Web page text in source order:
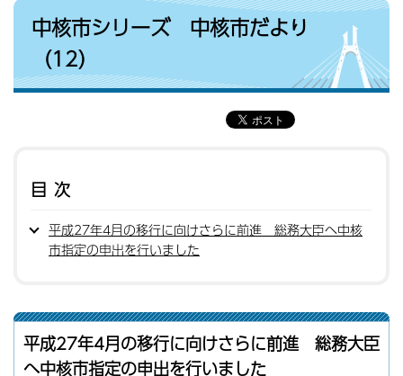
中核市シリーズ 中核市だより
（12）
目次
平成27年4月の移行に向けさらに前進 総務大臣へ中核
市指定の申出を行いました
平成27年4月の移行に向けさらに前進 総務大臣
へ中核市指定の申出を行いました